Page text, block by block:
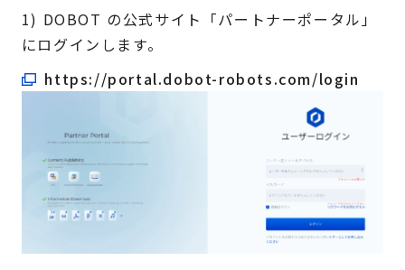
1) DOBOT の公式サイト「パートナーポータル」
にログインします。
https://portal.dobot-robots.com/login